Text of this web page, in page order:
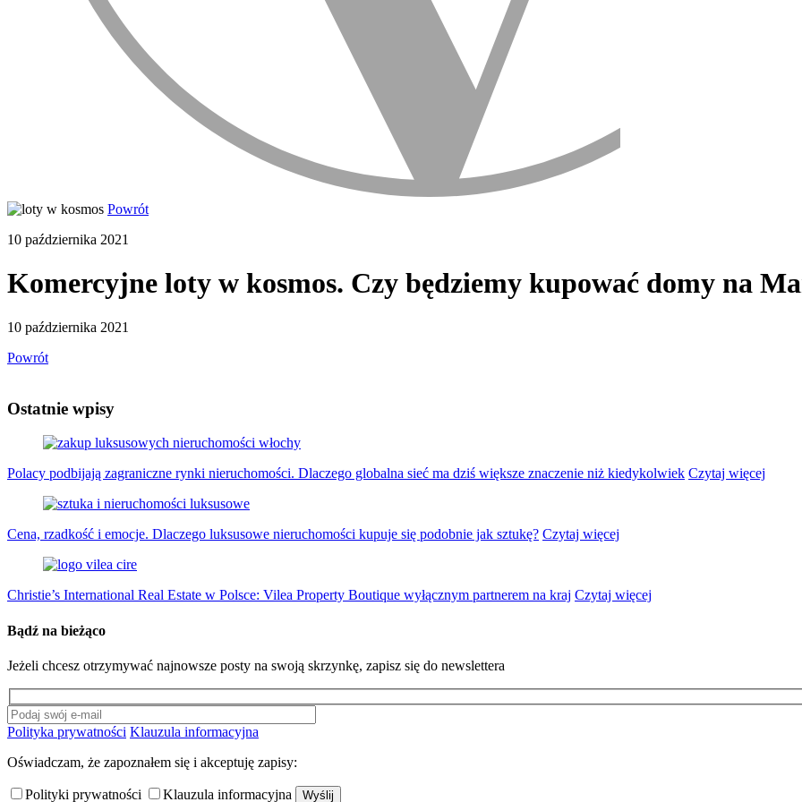
Powrót
10 października 2021
Komercyjne loty w kosmos. Czy będziemy kupować domy na
10 października 2021
Powrót
Ostatnie wpisy
Polacy podbijają zagraniczne rynki nieruchomości. Dlaczego globalna sieć ma dziś większe znaczenie niż kiedykolwiek Czytaj więcej
Cena, rzadkość i emocje. Dlaczego luksusowe nieruchomości kupuje się podobnie jak sztukę? Czytaj więcej
Christie’s International Real Estate w Polsce: Vilea Property Boutique wyłącznym partnerem na kraj Czytaj więcej
Bądź na bieżąco
Jeżeli chcesz otrzymywać najnowsze posty na swoją skrzynkę, zapisz się do newslettera
Polityka prywatności Klauzula informacyjna
Oświadczam, że zapoznałem się i akceptuję zapisy:
Polityki prywatności Klauzula informacyjna